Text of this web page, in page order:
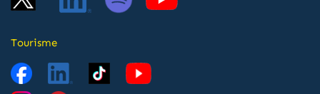
Tourisme